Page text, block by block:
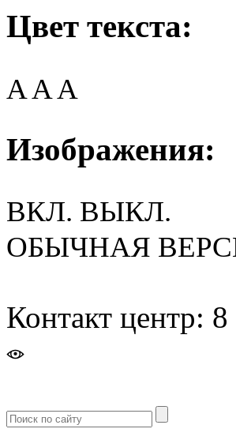
Цвет текста:
AAA
Изображения:
ВКЛ. ВЫКЛ.
ОБЫЧНАЯ
Контакт центр: